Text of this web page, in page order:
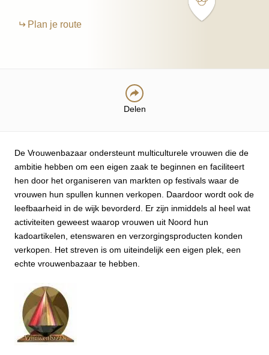
Plan je route
Delen
De Vrouwenbazaar ondersteunt multiculturele vrouwen die de
ambitie hebben om een eigen zaak te beginnen en faciliteert
hen door het organiseren van markten op festivals waar de
vrouwen hun spullen kunnen verkopen. Daardoor wordt ook de
leefbaarheid in de wijk bevorderd. Er zijn inmiddels al heel wat
activiteiten geweest waarop vrouwen uit Noord hun
kadoartikelen, etenswaren en verzorgingsproducten konden
verkopen. Het streven is om uiteindelijk een eigen plek, een
echte vrouwenbazaar te hebben.